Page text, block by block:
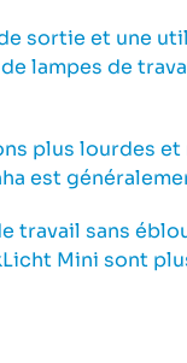
sortie et une
lampes de
plus lourdes
est
travail sans
Mini sont